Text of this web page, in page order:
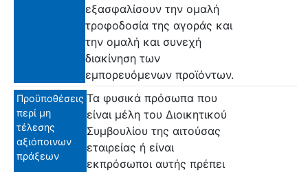
εξασφαλίσουν την ομαλή
τροφοδοσία της αγοράς και
την ομαλή και συνεχή
διακίνηση των
εμπορευόμενων προϊόντων.
Προϋποθέσεις
περί μη
τέλεσης
αξιόποινων
πράξεων
Τα φυσικά πρόσωπα που
είναι μέλη του Διοικητικού
Συμβουλίου της αιτούσας
εταιρείας ή είναι
εκπρόσωποι αυτής πρέπει